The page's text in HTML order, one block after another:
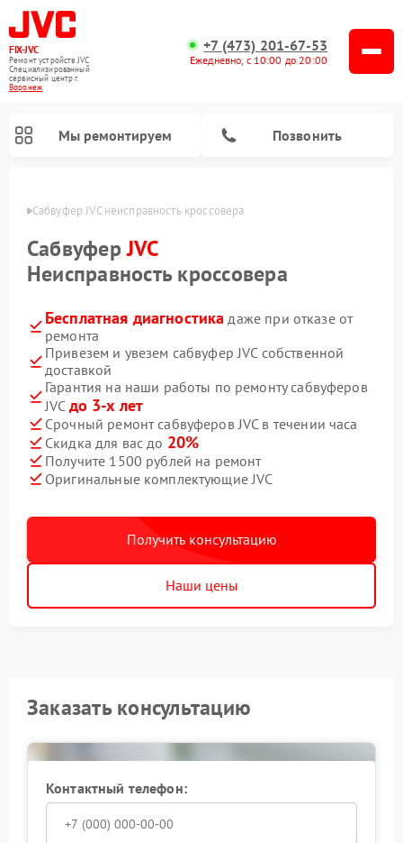
FIX-JVC
Ремонт устройств JVC
Специализированный
cервисный центр г.
Воронеж
+7 (473) 201-67-53
Ежедневно, с 10:00 до 20:00
Мы ремонтируем Позвонить
Сабвуфер JVC неисправность кроссовера
СабвуферJVC
Неисправность кроссовера
Бесплатная диагностика даже при отказе от
ремонта
Привезем и увезем сабвуфер JVC собственной
доставкой
Гарантия на наши работы по ремонту сабвуферов
JVC до 3-х лет
Срочный ремонт сабвуферов JVC в течении часа
Скидка для вас до 20%
Получите 1500 рублей на ремонт
Оригинальные комплектующие JVC
Получить консультацию
Наши цены
Заказать консультацию
Контактный телефон: